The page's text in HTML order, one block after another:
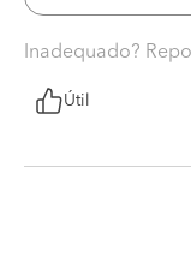
Inadequado?
Útil